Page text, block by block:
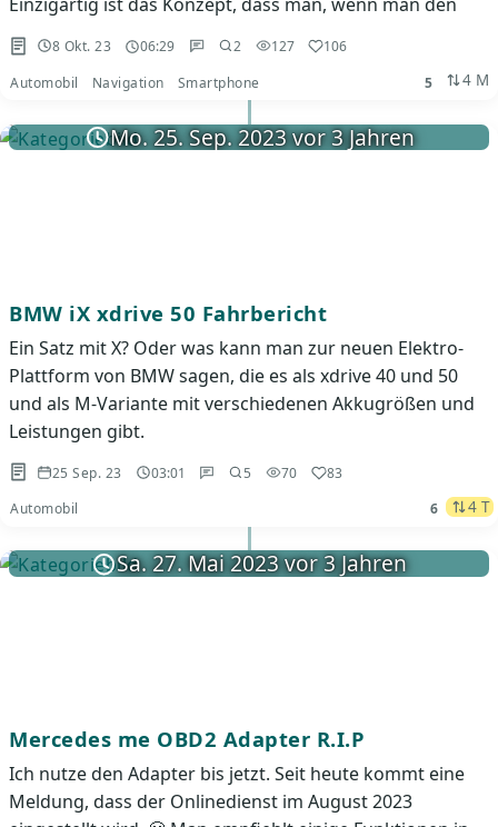
8 Okt. 23 06:29 2 127
106
Automobil
Navigation Smartphone 5 4 M
Mo. 25. Sep. 2023 vor 3 Jahren
BMW iX xdrive 50 Fahrbericht
Ein Satz mit X? Oder was kann man zur neuen Elektro-
Plattform von BMW sagen, die es als xdrive 40 und 50
und als M-Variante mit verschiedenen Akkugrößen und
Leistungen gibt.
25 Sep. 23 03:01 5 70
83
Automobil
6 4 T
Sa. 27. Mai 2023 vor 3 Jahren
Mercedes me OBD2 Adapter R.I.P
Ich nutze den Adapter bis jetzt. Seit heute kommt eine
Meldung, dass der Onlinedienst im August 2023